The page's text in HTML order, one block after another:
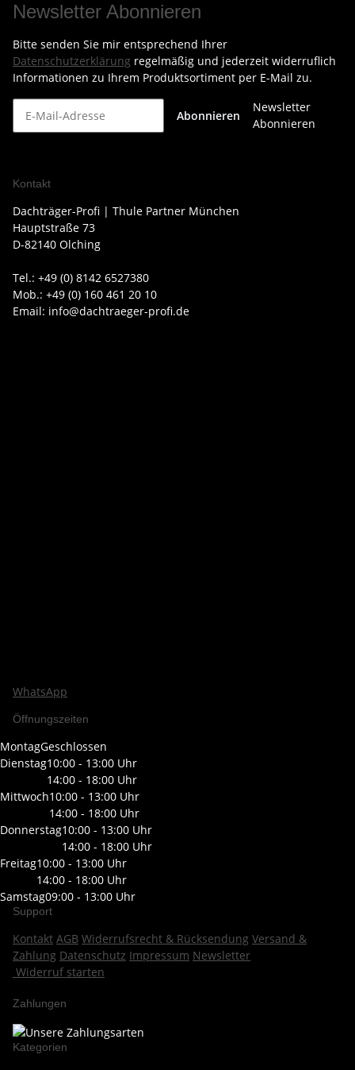
Newsletter Abonnieren
Bitte senden Sie mir entsprechend Ihrer
Datenschutzerklärung regelmäßig und jederzeit widerruflich
Informationen zu Ihrem Produktsortiment per E-Mail zu.
Abonnieren
Newsletter
Abonnieren
Kontakt
Dachträger-Profi | Thule Partner München
Hauptstraße 73
D-82140 Olching
Tel.: +49 (0) 8142 6527380
Mob.: +49 (0) 160 461 20 10
Email: info@dachtraeger-profi.de
WhatsApp
Öffnungszeiten
MontagGeschlossen
Dienstag10:00 - 13:00 Uhr
14:00 - 18:00 Uhr
Mittwoch10:00 - 13:00 Uhr
14:00 - 18:00 Uhr
Donnerstag10:00 - 13:00 Uhr
14:00 - 18:00 Uhr
Freitag10:00 - 13:00 Uhr
14:00 - 18:00 Uhr
Samstag09:00 - 13:00 Uhr
Support
Kontakt AGB Widerrufsrecht & Rücksendung Versand &
Zahlung Datenschutz Impressum Newsletter
Widerruf starten
Zahlungen
Kategorien